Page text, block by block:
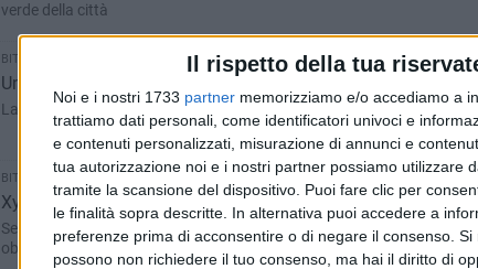
Il rispetto della tua
Noi e i nostri 1733 partner memorizziamo e/o accediamo a
trattiamo dati personali, come identificatori univoci e
e contenuti personalizzati, misurazione di annunci e
tua autorizzazione noi e i nostri partner possiamo utilizzare
tramite la scansione del dispositivo. Puoi fare clic per
le finalità sopra descritte. In alternativa puoi accedere a
preferenze prima di acconsentire o di negare il consenso. Si
possono non richiedere il tuo consenso, ma hai il diritto di
verde della città
BITONTO - 26 FEBBRAIO 2021
Un consiglio monotematico per dire No alle Scorie radioattive
La richiesta dei gruppi ambientalisti VogliAmo Bitonto Pulita, Fare
BITONTO - 23 FEBBRAIO 2021
Xylella: la proposta di Gennaro Sicolo per impedire
Sensibilizzare gli agricoltori, coinvolgere i comuni, arature e
obbligatori